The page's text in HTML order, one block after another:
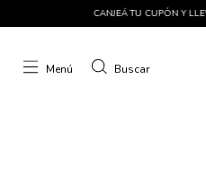
TU CUPÓN Y LLEVATE ENVÍO GRATIS
Menú Buscar